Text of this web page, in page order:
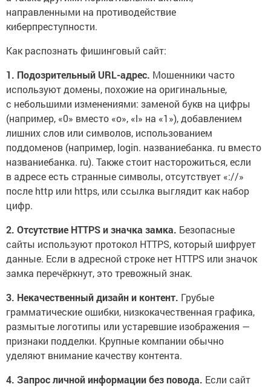
направленными на противодействие
киберпреступности.
Как распознать фишинговый сайт:
1. Подозрительный URL-адрес. Мошенники часто
используют домены, похожие на оригинальные,
с небольшими изменениями: заменой букв на цифры
(например, «0» вместо «o», «l» на «1»), добавлением
лишних слов или символов, использованием
поддоменов (например, login. названиебанка. ru вместо
названиебанка. ru). Также стоит насторожиться, если
в адресе есть странные символы, отсутствует «://»
после http или https, или ссылка выглядит как набор
цифр.
2. Отсутствие HTTPS и значка замка. Безопасные
сайты используют протокол HTTPS, который шифрует
данные. Если в адресной строке нет HTTPS или значок
замка перечёркнут, это тревожный знак.
3. Некачественный дизайн и контент. Грубые
грамматические ошибки, низкокачественная графика,
размытые логотипы или устаревшие изображения —
признаки подделки. Крупные компании обычно
уделяют внимание качеству контента.
4. Запрос личной информации без повода. Если сайт